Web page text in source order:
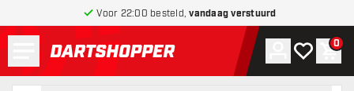
Voor 22:00 besteld,vandaag verstuurd
terug naar home pagina
Account
Mijn 0